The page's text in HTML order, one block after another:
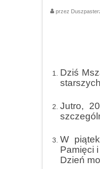
przez
Dziś
Jutro,
W
Pamięci
Dzień